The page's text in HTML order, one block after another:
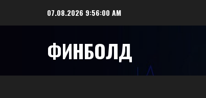
07.08.2026 9:56:01 AM
ФИНБОЛД